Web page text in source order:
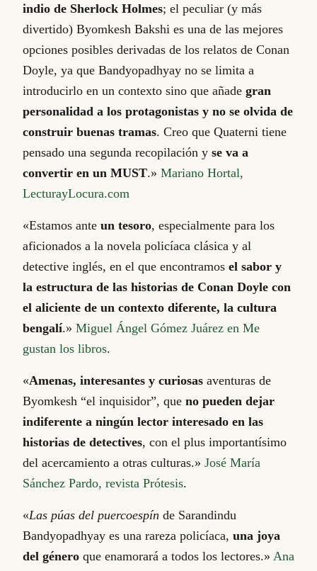
indio de Sherlock Holmes; el peculiar (y más
divertido) Byomkesh Bakshi es una de las mejores
opciones posibles derivadas de los relatos de Conan
Doyle, ya que Bandyopadhyay no se limita a
introducirlo en un contexto sino que añade gran
personalidad a los protagonistas y no se olvida de
construir buenas tramas. Creo que Quaterni tiene
pensado una segunda recopilación y se va a
convertir en un MUST.» Mariano Hortal,
LecturayLocura.com
«Estamos ante un tesoro, especialmente para los
aficionados a la novela policíaca clásica y al
detective inglés, en el que encontramos el sabor y
la estructura de las historias de Conan Doyle con
el aliciente de un contexto diferente, la cultura
bengalí.» Miguel Ángel Gómez Juárez en Me
gustan los libros.
«Amenas, interesantes y curiosas aventuras de
Byomkesh “el inquisidor”, que no pueden dejar
indiferente a ningún lector interesado en las
historias de detectives, con el plus importantísimo
del acercamiento a otras culturas.» José María
Sánchez Pardo, revista Prótesis.
«Las púas del puercoespín de Sarandindu
Bandyopadhyay es una rareza policíaca, una joya
del género que enamorará a todos los lectores.» Ana